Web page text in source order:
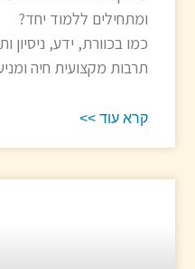
ומתחילים ללמוד יחד?
כמו בכוורת, ידע, ניסיון
תרבות מקצועית חיה
קרא עוד >>